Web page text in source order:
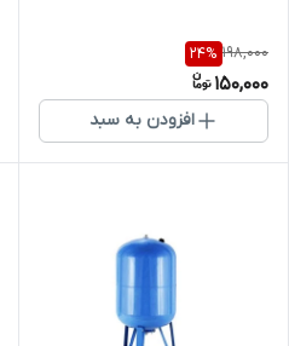
198,000
24%
150,000
افزودن به سبد